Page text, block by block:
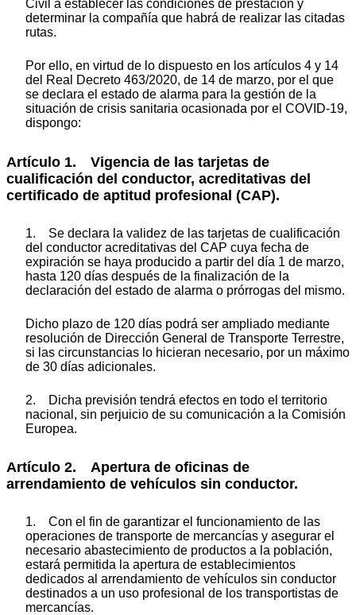
Civil a establecer las condiciones de prestación y
determinar la compañía que habrá de realizar las citadas
rutas.
Por ello, en virtud de lo dispuesto en los artículos 4 y 14
del Real Decreto 463/2020, de 14 de marzo, por el que
se declara el estado de alarma para la gestión de la
situación de crisis sanitaria ocasionada por el COVID-19,
dispongo:
Artículo 1. Vigencia de las tarjetas de
cualificación del conductor, acreditativas del
certificado de aptitud profesional (CAP).
1. Se declara la validez de las tarjetas de cualificación
del conductor acreditativas del CAP cuya fecha de
expiración se haya producido a partir del día 1 de marzo,
hasta 120 días después de la finalización de la
declaración del estado de alarma o prórrogas del mismo.
Dicho plazo de 120 días podrá ser ampliado mediante
resolución de Dirección General de Transporte Terrestre,
si las circunstancias lo hicieran necesario, por un máximo
de 30 días adicionales.
2. Dicha previsión tendrá efectos en todo el territorio
nacional, sin perjuicio de su comunicación a la Comisión
Europea.
Artículo 2. Apertura de oficinas de
arrendamiento de vehículos sin conductor.
1. Con el fin de garantizar el funcionamiento de las
operaciones de transporte de mercancías y asegurar el
necesario abastecimiento de productos a la población,
estará permitida la apertura de establecimientos
dedicados al arrendamiento de vehículos sin conductor
destinados a un uso profesional de los transportistas de
mercancías.